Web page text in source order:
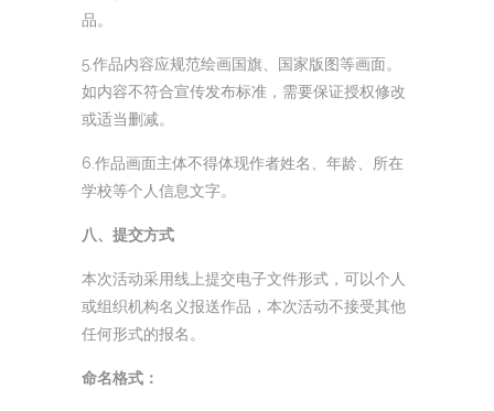
品。
5.作品内容应规范绘画国旗、国家版图等画面。
如内容不符合宣传发布标准，需要保证授权修改
或适当删减。
6.作品画面主体不得体现作者姓名、年龄、所在
学校等个人信息文字。
八、提交方式
本次活动采用线上提交电子文件形式，可以个人
或组织机构名义报送作品，本次活动不接受其他
任何形式的报名。
命名格式：